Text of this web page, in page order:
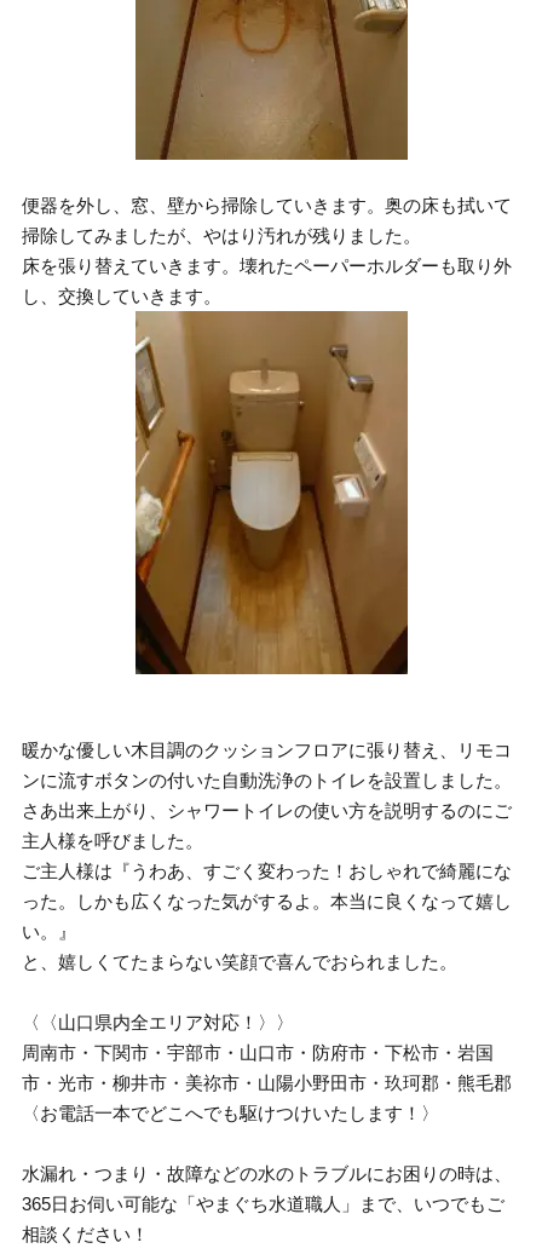
便器を外し、窓、壁から掃除していきます。奥の床も拭いて
掃除してみましたが、やはり汚れが残りました。
床を張り替えていきます。壊れたペーパーホルダーも取り外
し、交換していきます。
暖かな優しい木目調のクッションフロアに張り替え、リモコ
ンに流すボタンの付いた自動洗浄のトイレを設置しました。
さあ出来上がり、シャワートイレの使い方を説明するのにご
主人様を呼びました。
ご主人様は『うわあ、すごく変わった！おしゃれで綺麗にな
った。しかも広くなった気がするよ。本当に良くなって嬉し
い。』
と、嬉しくてたまらない笑顔で喜んでおられました。
〈〈山口県内全エリア対応！〉〉
周南市・下関市・宇部市・山口市・防府市・下松市・岩国
市・光市・柳井市・美祢市・山陽小野田市・玖珂郡・熊毛郡
〈お電話一本でどこへでも駆けつけいたします！〉
水漏れ・つまり・故障などの水のトラブルにお困りの時は、
365日お伺い可能な「やまぐち水道職人」まで、いつでもご
相談ください！